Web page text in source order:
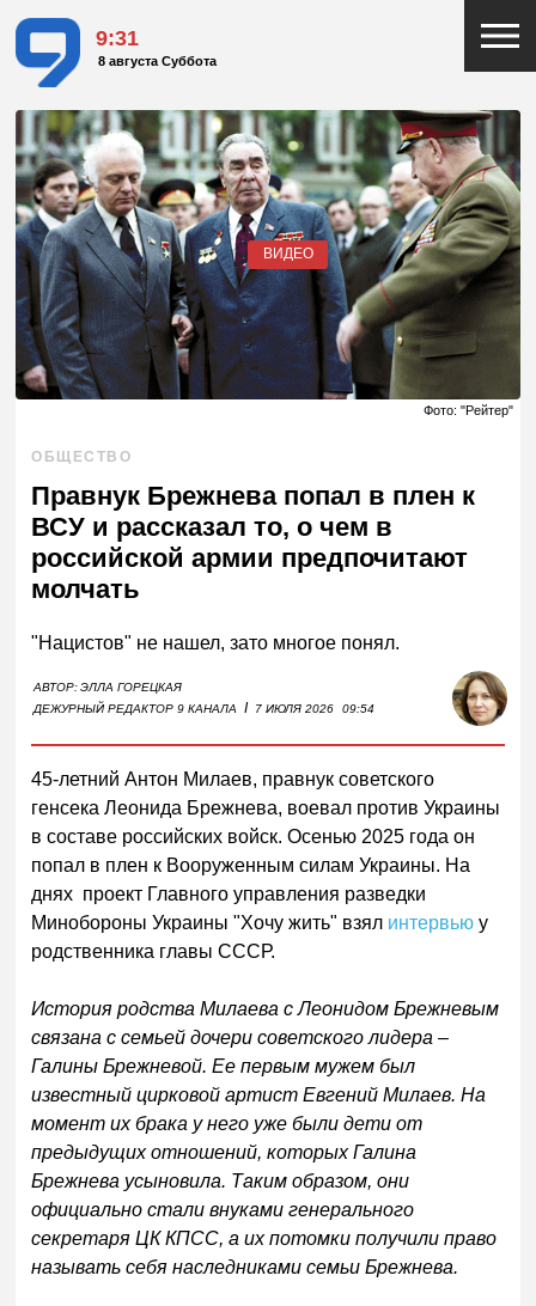
9:31
8 августа Суббота
ВИДЕО
Фото: "Рейтер"
ОБЩЕСТВО
Правнук Брежнева попал в плен к
ВСУ и рассказал то, о чем в
российской армии предпочитают
молчать
"Нацистов" не нашел, зато многое понял.
АВТОР:ЭЛЛА ГОРЕЦКАЯ
ДЕЖУРНЫЙ РЕДАКТОР 9 КАНАЛА
I 7 ИЮЛЯ 2026 09:54
45-летний Антон Милаев, правнук советского
генсека Леонида Брежнева, воевал против Украины
в составе российских войск. Осенью 2025 года он
попал в плен к Вооруженным силам Украины. На
днях проект Главного управления разведки
Минобороны Украины "Хочу жить" взял интервью у
родственника главы СССР.
История родства Милаева с Леонидом Брежневым
связана с семьей дочери советского лидера –
Галины Брежневой. Ее первым мужем был
известный цирковой артист Евгений Милаев. На
момент их брака у него уже были дети от
предыдущих отношений, которых Галина
Брежнева усыновила. Таким образом, они
официально стали внуками генерального
секретаря ЦК КПСС, а их потомки получили право
называть себя наследниками семьи Брежнева.